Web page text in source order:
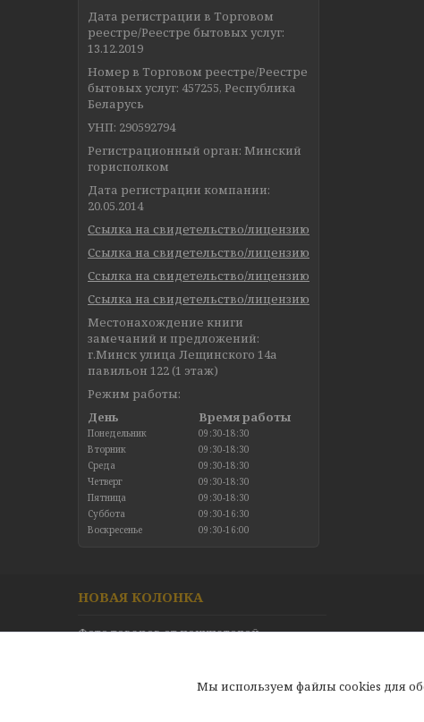
Дата регистрации в Торговом
реестре/Реестре бытовых услуг:
13.12.2019
Номер в Торговом реестре/Реестре
бытовых услуг: 457255, Республика
Беларусь
УНП: 290592794
Регистрационный орган: Минский
горисполком
Дата регистрации компании:
20.05.2014
Ссылка на свидетельство/лицензию
Ссылка на свидетельство/лицензию
Ссылка на свидетельство/лицензию
Ссылка на свидетельство/лицензию
Местонахождение книги
замечаний и предложений:
г.Минск улица Лещинского 14а
павильон 122 (1 этаж)
Режим работы:
День
Время работы
Понедельник
09:30-18:30
Вторник
09:30-18:30
Среда
09:30-18:30
Четверг
09:30-18:30
Пятница
09:30-18:30
Суббота
09:30-16:30
Воскресенье
09:30-16:00
НОВАЯ КОЛОНКА
Фото товаров от покупателей
Мы используем файлы cookies для